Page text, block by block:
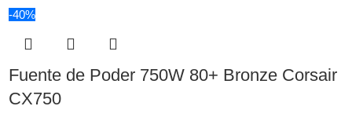
-40%
Fuente de Poder 750W 80+ Bronze Corsair
CX750